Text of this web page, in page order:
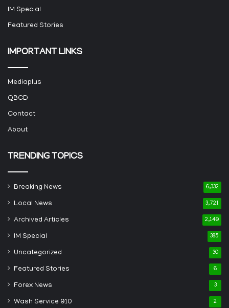
IM Special
Featured Stories
IMPORTANT LINKS
Mediaplus
QBCD
Contact
About
TRENDING TOPICS
Breaking News 6,332
Local News 3,721
Archived Articles 2,149
IM Special 385
Uncategorized 30
Featured Stories 6
Forex News 3
Wash Service 910 2